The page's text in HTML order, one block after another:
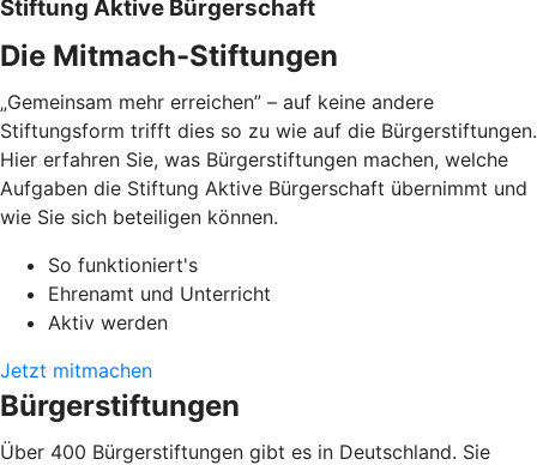
Stiftung Aktive Bürgerschaft
Die Mitmach-Stiftungen
„Gemeinsam mehr erreichen” – auf keine andere
Stiftungsform trifft dies so zu wie auf die Bürgerstiftungen.
Hier erfahren Sie, was Bürgerstiftungen machen, welche
Aufgaben die Stiftung Aktive Bürgerschaft übernimmt und
wie Sie sich beteiligen können.
So funktioniert's
Ehrenamt und Unterricht
Aktiv werden
Jetzt mitmachen
Bürgerstiftungen
Über 400 Bürgerstiftungen gibt es in Deutschland. Sie